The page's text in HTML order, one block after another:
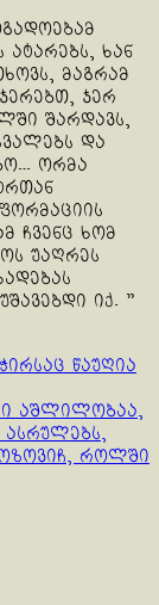
ხან
მაგრამ
ჯერ
შარდავს,
და
ორმა
ჩვენც ხომ
უაღრეს
იქ. ”
წაუღია
აშლილობაა,
ასრულებს,
როლში